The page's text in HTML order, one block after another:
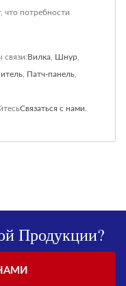
что потребности
Вилка Шнур
Патч-панель
Связаться с нами
Продукции?